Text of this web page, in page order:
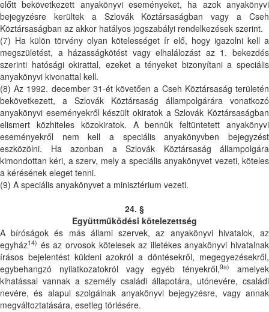
előtt bekövetkezett anyakönyvi eseményeket, ha azok anyakönyvi
bejegyzésre kerültek a Szlovák Köztársaságban vagy a Cseh
Köztársaságban az akkor hatályos jogszabályi rendelkezések szerint.
(7) Ha külön törvény olyan kötelességet ír elő, hogy igazolni kell a
megszületést, a házasságkötést vagy elhalálozást az 1. bekezdés
szerinti hatósági okirattal, ezeket a tényeket bizonyítani a speciális
anyakönyvi kivonattal kell.
(8) Az 1992. december 31-ét követően a Cseh Köztársaság területén
bekövetkezett, a Szlovák Köztársaság állampolgárára vonatkozó
anyakönyvi eseményekről készült okiratok a Szlovák Köztársaságban
elismert közhiteles közokiratok. A bennük feltüntetett anyakönyvi
eseményekről nem kell a speciális anyakönyvben bejegyzést
eszközölni. Ha azonban a Szlovák Köztársaság állampolgára
kimondottan kéri, a szerv, mely a speciális anyakönyvet vezeti, köteles
a kérésének eleget tenni.
(9) A speciális anyakönyvet a minisztérium vezeti.
24. §
Együttműködési kötelezettség
A bíróságok és más állami szervek, az anyakönyvi hivatalok, az
egyház14) és az orvosok kötelesek az illetékes anyakönyvi hivatalnak
írásos bejelentést küldeni azokról a döntésekről, megegyezésekről,
egybehangzó nyilatkozatokról vagy egyéb tényekről,9a)
amelyek
kihatással vannak a személy családi állapotára, utónevére, családi
nevére, és alapul szolgálnak anyakönyvi bejegyzésre, vagy annak
megváltoztatására, esetleg törlésére.